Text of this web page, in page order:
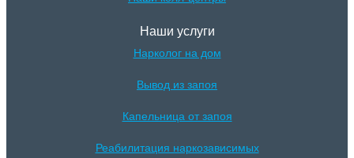
Наши услуги
Нарколог на дом
Вывод из запоя
Капельница от запоя
Реабилитация наркозависимых